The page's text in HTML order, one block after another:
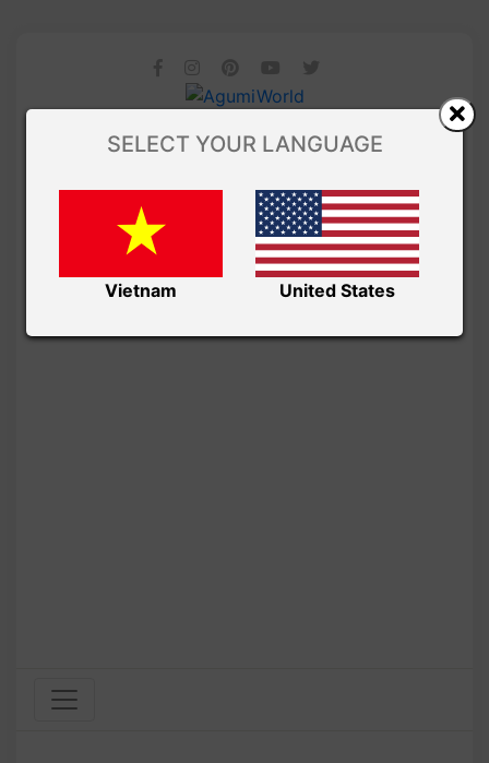
SELECT YOUR LANGUAGE
Vietnam United States